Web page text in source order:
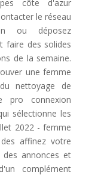
côte d'azur
le réseau
ou déposez
faire des solides
de la semaine.
une femme
nettoyage de
pro connexion
sélectionne les
2022 - femme
affinez votre
annonces et
complément